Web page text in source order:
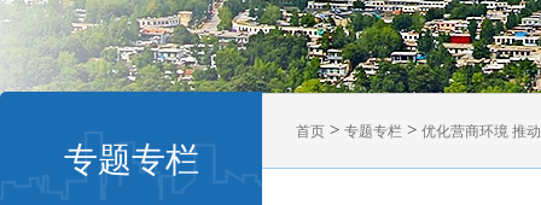
专题专栏
首页 > 专题专栏 > 优化营商环境 推